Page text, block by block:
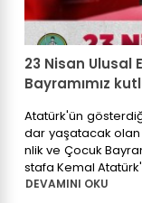
23 Nisan Ulusal
Bayramımız
Atatürk'ün
dar yaşatacak olan
nlik ve Çocuk
stafa Kemal
DEVAMINI OKU